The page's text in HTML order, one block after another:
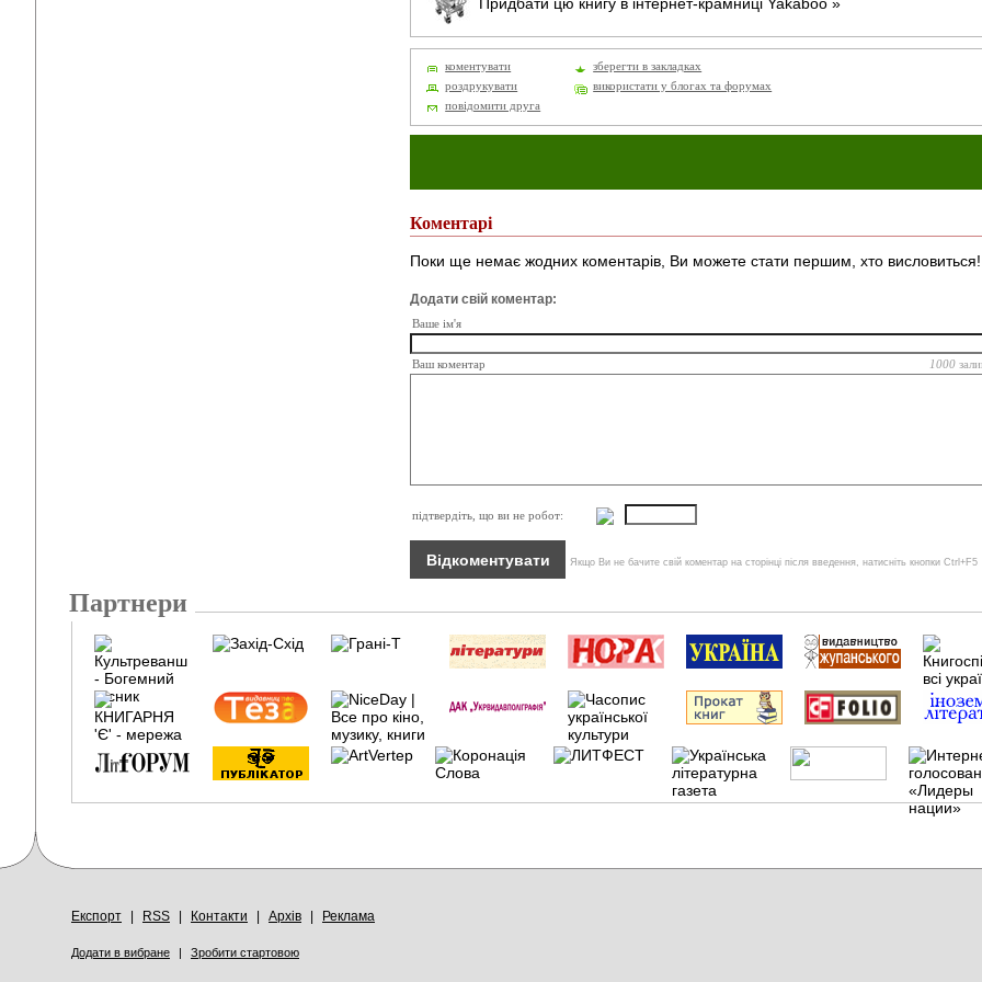
коментувати
зберегти в закладках
роздрукувати
використати у блогах та форумах
повідомити друга
Коментарі
Поки ще немає жодних коментарів, Ви можете стати першим, хто висловиться!
Додати свій коментар:
Ваше ім'я
1000
Ваш коментар
підтвердіть, що ви не робот:
Якщо Ви не бачите свій коментар на сторінці після введення, натисніть кнопки Ctrl+F5
Партнери
Експорт RSS Контакти Архів Реклама
Додати в вибране | Зробити стартовою